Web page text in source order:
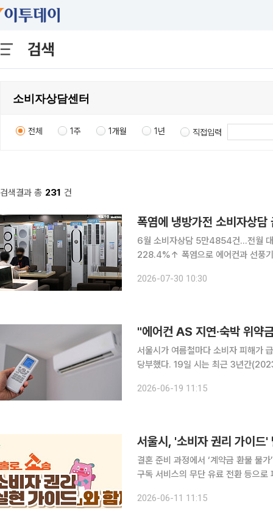
검색
전체 1주 1개월 1년 직접입력
검색결과 총 231 건
폭염에 냉방가전 소비자상
6월 소비자상담 5만4854건…전월 대
228.4%↑ 폭염으로 에어컨과 선풍기 등 냉방가전 수요가 늘면서 관련 소비자상담도 두 배 이상
소비자원은 지난달 1372소비자상담
2026-07-30 10:30
"에어컨 AS 지연·숙박 위약
서울시가 여름철마다 소비자 피해가
당부했다. 19일 시는 최근 3년간(2023~2025년) 한국소비자원 1372 소비자상담센터에 접수된
전체 상담의 68.1%가 여름철에 집중
2026-06-19 11:15
서울시, '소비자 권리 가이
결혼 준비 과정에서 ‘계약금 환불 불
구독 서비스의 무단 유료 전환 등으
위해 '소비자 권리 실현 가이드 사업'
2026-06-11 11:15